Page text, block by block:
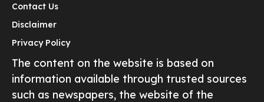
Contact Us
Disclaimer
Privacy Policy
The content on the website is based on
information available through trusted sources
such as newspapers, the website of the